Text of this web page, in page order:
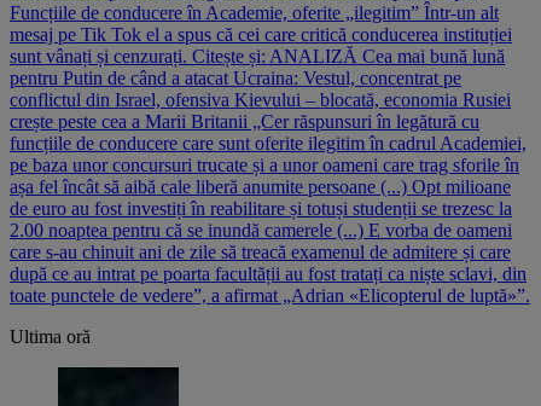
Funcțiile de conducere în Academie, oferite „ilegitim” Într-un alt
mesaj pe Tik Tok el a spus că cei care critică conducerea instituției
sunt vânați și cenzurați. Citește și: ANALIZĂ Cea mai bună lună
pentru Putin de când a atacat Ucraina: Vestul, concentrat pe
conflictul din Israel, ofensiva Kievului – blocată, economia Rusiei
crește peste cea a Marii Britanii „Cer răspunsuri în legătură cu
funcțiile de conducere care sunt oferite ilegitim în cadrul Academiei,
pe baza unor concursuri trucate și a unor oameni care trag sforile în
așa fel încât să aibă cale liberă anumite persoane (...) Opt milioane
de euro au fost investiți în reabilitare și totuși studenții se trezesc la
2.00 noaptea pentru că se inundă camerele (...) E vorba de oameni
care s-au chinuit ani de zile să treacă examenul de admitere și care
după ce au intrat pe poarta facultății au fost tratați ca niște sclavi, din
toate punctele de vedere”, a afirmat „Adrian «Elicopterul de luptă»”.
Ultima oră